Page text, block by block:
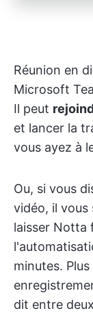
Réunion en
Microsoft
Il peut
et lancer la
vous ayez à
Ou, si vous
vidéo, il
laisser Notta
minutes.
dit entre